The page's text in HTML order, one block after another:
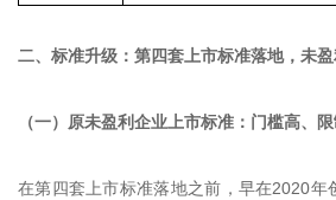
二、标准升级：第四套上市标准落地，未
（一）原未盈利企业上市标准：门槛高、
在第四套上市标准落地之前，早在2020年